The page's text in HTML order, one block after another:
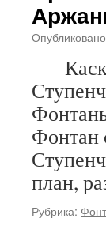
Опубликовано
Фонтан
план,
Рубрика: